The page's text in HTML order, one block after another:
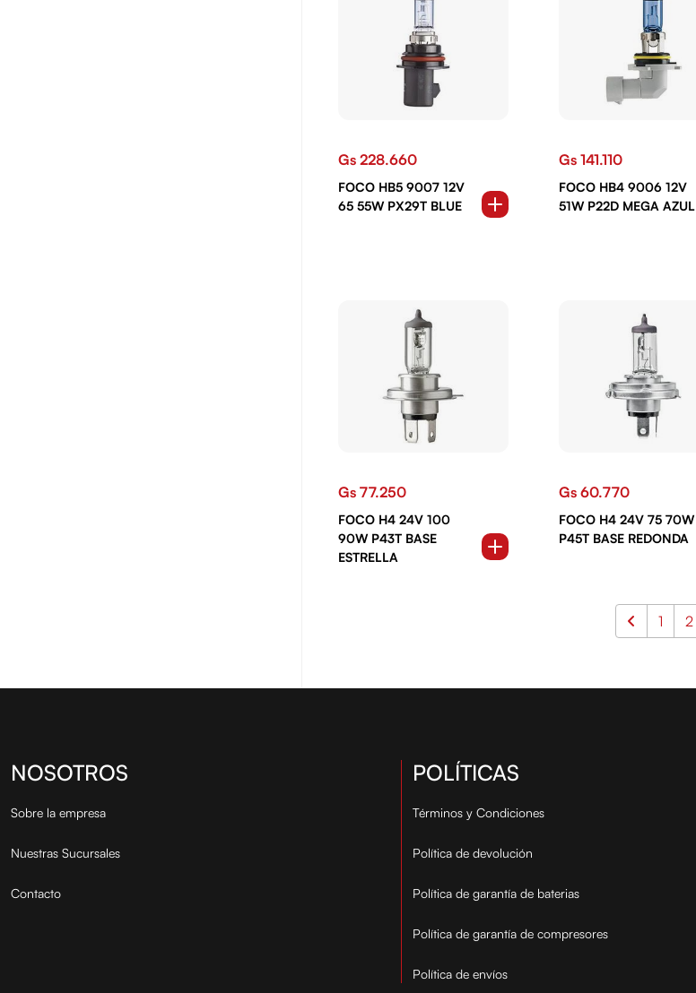
Gs 228.660
FOCO HB5 9007 12V
65 55W PX29T BLUE
Gs 141.110
FOCO HB4 9006 12V
51W P22D MEGA AZUL
Gs 77.250
FOCO H4 24V 100
90W P43T BASE
ESTRELLA
Gs 60.770
FOCO H4 24V 75 70W
P45T BASE REDONDA
1 2
NOSOTROS
Sobre la empresa
Nuestras Sucursales
Contacto
POLÍTICAS
Términos y Condiciones
Política de devolución
Política de garantía de baterias
Política de garantía de compresores
Política de envíos